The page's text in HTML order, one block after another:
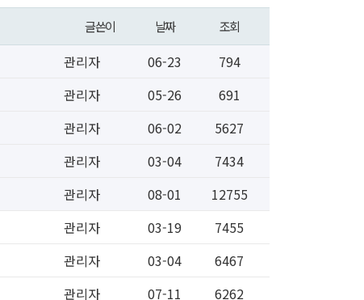
글쓴이 날짜 조회
관리자 06-23
794
관리자 05-26
691
관리자 06-02
5627
관리자 03-04
7434
관리자 08-01
12755
관리자 03-19
7455
관리자 03-04
6467
관리자 07-11
6262